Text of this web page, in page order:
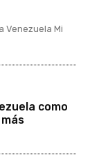
Venezuela Mi
como